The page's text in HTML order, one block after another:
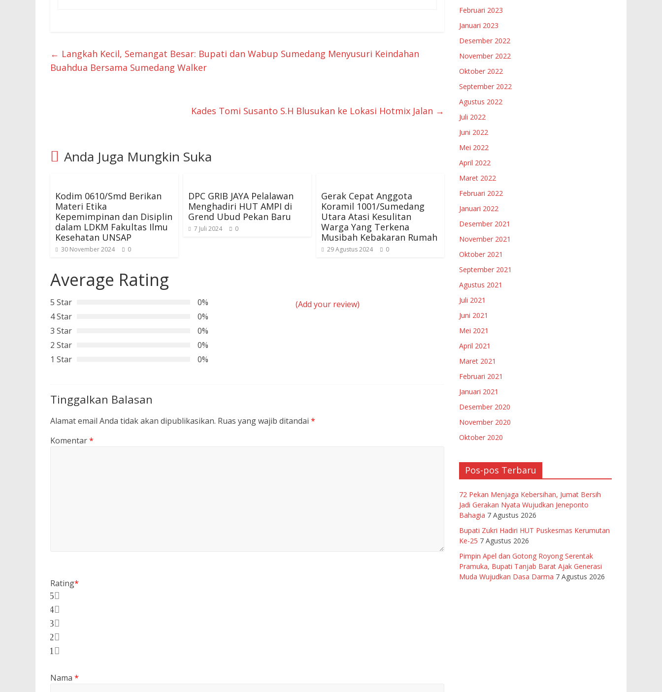
← Langkah Kecil, Semangat Besar: Bupati dan Wabup Sumedang Menyusuri Keindahan
Buahdua Bersama Sumedang Walker
Kades Tomi Susanto S.H Blusukan ke Lokasi Hotmix Jalan →
Anda Juga Mungkin Suka
Kodim 0610/Smd Berikan
Materi Etika
Kepemimpinan dan Disiplin
dalam LDKM Fakultas Ilmu
Kesehatan UNSAP
30 November 2024 0
DPC GRIB JAYA Pelalawan
Menghadiri HUT AMPI di
Grend Ubud Pekan Baru
7 Juli 2024 0
Gerak Cepat Anggota
Koramil 1001/Sumedang
Utara Atasi Kesulitan
Warga Yang Terkena
Musibah Kebakaran Rumah
29 Agustus 2024 0
Average Rating
5 Star
0%
4 Star
0%
3 Star
0%
2 Star
0%
1 Star
0%
(Add your review)
Tinggalkan Balasan
Alamat email Anda tidak akan dipublikasikan. Ruas yang wajib ditandai *
Komentar*
Rating*
5
4
3
2
1
Nama *
Februari 2023
Januari 2023
Desember 2022
November 2022
Oktober 2022
September 2022
Agustus 2022
Juli 2022
Juni 2022
Mei 2022
April 2022
Maret 2022
Februari 2022
Januari 2022
Desember 2021
November 2021
Oktober 2021
September 2021
Agustus 2021
Juli 2021
Juni 2021
Mei 2021
April 2021
Maret 2021
Februari 2021
Januari 2021
Desember 2020
November 2020
Oktober 2020
Pos-pos Terbaru
72 Pekan Menjaga Kebersihan, Jumat Bersih
Jadi Gerakan Nyata Wujudkan Jeneponto
Bahagia 7 Agustus 2026
Bupati Zukri Hadiri HUT Puskesmas Kerumutan
Ke-25 7 Agustus 2026
Pimpin Apel dan Gotong Royong Serentak
Pramuka, Bupati Tanjab Barat Ajak Generasi
Muda Wujudkan Dasa Darma 7 Agustus 2026